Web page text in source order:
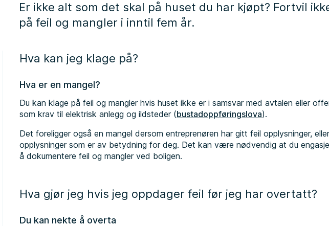
Er ikke alt som det skal på huset du har kjøpt? Fortvil
på feil og mangler i inntil fem år.
Hva kan jeg klage på?
Hva er en mangel?
Du kan klage på feil og mangler hvis huset ikke er i samsvar med avtalen eller
som krav til elektrisk anlegg og ildsteder (bustadoppføringslova).
Det foreligger også en mangel dersom entreprenøren har gitt feil opplysninger,
opplysninger som er av betydning for deg. Det kan være nødvendig at du
å dokumentere feil og mangler ved boligen.
Hva gjør jeg hvis jeg oppdager feil før jeg har overtatt?
Du kan nekte å overta